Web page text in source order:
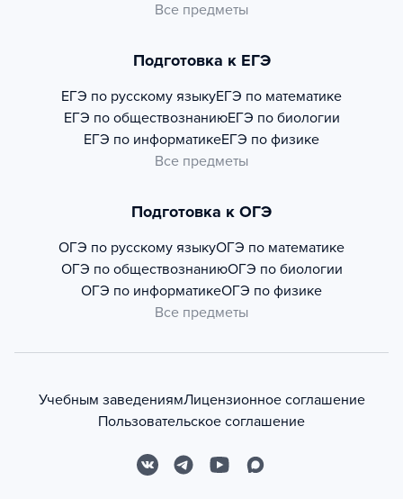
Все предметы
Подготовка к ЕГЭ
ЕГЭ по русскому языкуЕГЭ по математике
ЕГЭ по обществознаниюЕГЭ по биологии
ЕГЭ по информатикеЕГЭ по физике
Все предметы
Подготовка к ОГЭ
ОГЭ по русскому языкуОГЭ по математике
ОГЭ по обществознаниюОГЭ по биологии
ОГЭ по информатикеОГЭ по физике
Все предметы
Учебным заведениямЛицензионное соглашение
Пользовательское соглашение